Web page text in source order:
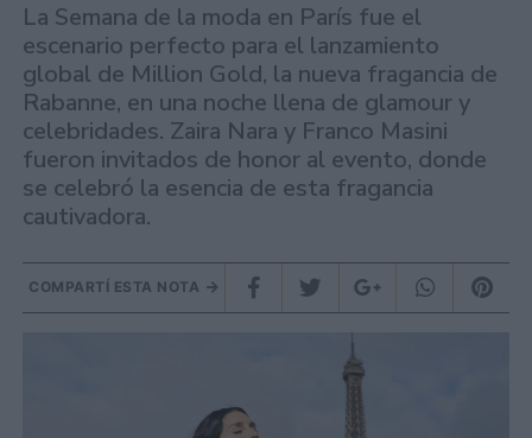
La Semana de la moda en París fue el
escenario perfecto para el lanzamiento
global de Million Gold, la nueva fragancia de
Rabanne, en una noche llena de glamour y
celebridades. Zaira Nara y Franco Masini
fueron invitados de honor al evento, donde
se celebró la esencia de esta fragancia
cautivadora.
COMPARTÍ ESTA NOTA